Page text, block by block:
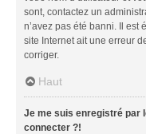
sont, contactez un
n’avez pas été banni. Il est
site Internet ait une erreur
corriger.
Haut
Je me suis enregistré par
connecter ?!